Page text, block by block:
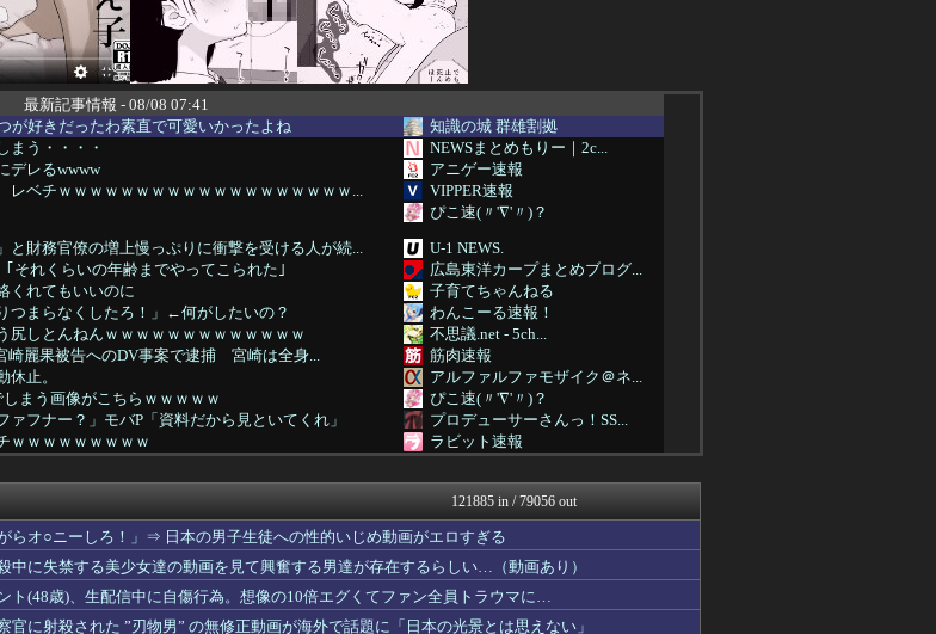
最新記事情報 - 08/08 07:41
が好きだったわ素直で可愛いかったよね
知識の城 群雄割拠
まう・・・・
NEWSまとめもりー｜2c...
デレるwwww
アニゲー速報
レベチｗｗｗｗｗｗｗｗｗｗｗｗｗｗｗｗｗｗｗ...
VIPPER速報
ぴこ速(〃'∇'〃)？
と財務官僚の増上慢っぷりに衝撃を受ける人が続...
U-1 NEWS.
それくらいの年齢までやってこられた｣
広島東洋カープまとめブログ...
くれてもいいのに
子育てちゃんねる
つまらなくしたろ！」←何がしたいの？
わんこーる速報！
尻しとんねんｗｗｗｗｗｗｗｗｗｗｗｗｗ
不思議.net - 5ch...
崎麗果被告へのDV事案で逮捕 宮崎は全身...
筋肉速報
休止。
アルファルファモザイク＠ネ...
まう画像がこちらｗｗｗｗｗ
ぴこ速(〃'∇'〃)？
ァフナー？」モバP「資料だから見といてくれ」
プロデューサーさんっ！SS...
ｗｗｗｗｗｗｗｗｗ
ラビット速報
換】
がーるずレポート - ガー...
年8月の埼玉県知事選への立候補を表明
日本第一！ニュース録
が多いなと思う
まとめたニュース
選手は誰？
バスケまとめ・COM
ギャル2人組に話しかけられフェラ→wwww
バズッター速報
ドカップ韓国準決勝も調査すべきと主張！」...
世界の憂鬱 海外・韓国の反...
ン)…お盆休みの天気に影響するおそれ
大地震・前兆・予言.com...
121885 in / 79056 out
らオ○ニーしろ！」⇒ 日本の男子生徒への性的いじめ動画がエロすぎる
中に失禁する美少女達の動画を見て興奮する男達が存在するらしい…（動画あり）
ト(48歳)、生配信中に自傷行為。想像の10倍エグくてファン全員トラウマに…
官に射殺された ”刃物男” の無修正動画が海外で話題に「日本の光景とは思えない」